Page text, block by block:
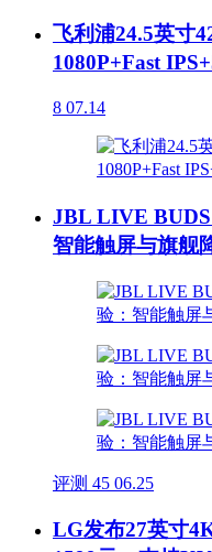
飞利浦24.5英寸
1080P+Fast
8 07.14
JBL LIVE BUDS
智能触屏与旗舰
评测 45 06.25
LG发布27英寸